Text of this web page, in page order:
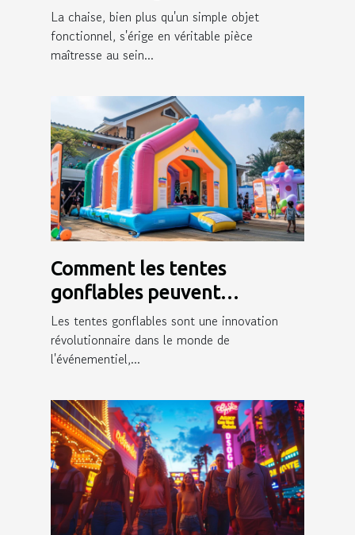
intérieur moderne
La chaise, bien plus qu'un simple objet
fonctionnel, s'érige en véritable pièce
maîtresse au sein...
Comment les tentes
gonflables peuvent
dynamiser votre présence
événementielle
Les tentes gonflables sont une innovation
révolutionnaire dans le monde de
l'événementiel,...